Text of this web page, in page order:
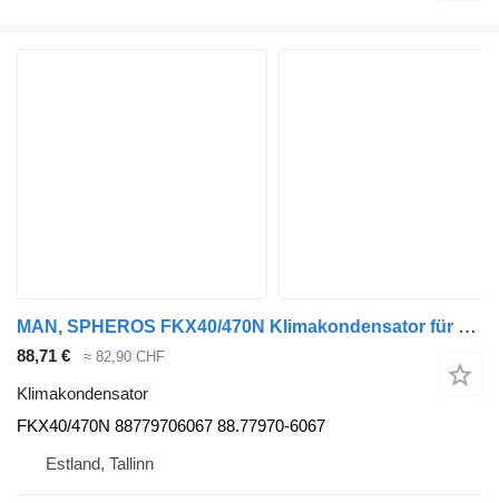
MAN, SPHEROS FKX40/470N Klimakondensator für MAN Bus
88,71 € ≈ 82,90 CHF
Klimakondensator
FKX40/470N 88779706067 88.77970-6067
Estland, Tallinn